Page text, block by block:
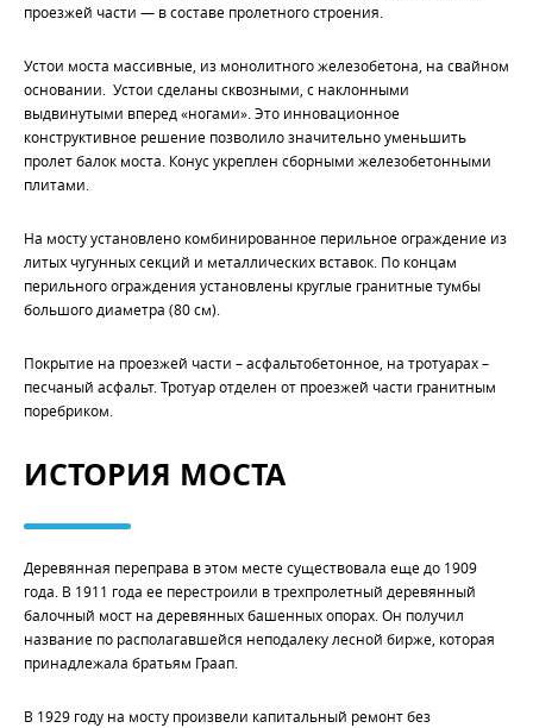
проезжей части — в составе пролетного строения.
Устои моста массивные, из монолитного железобетона, на свайном
основании. Устои сделаны сквозными, с наклонными
выдвинутыми вперед «ногами». Это инновационное
конструктивное решение позволило значительно уменьшить
пролет балок моста. Конус укреплен сборными железобетонными
плитами.
На мосту установлено комбинированное перильное ограждение из
литых чугунных секций и металлических вставок. По концам
перильного ограждения установлены круглые гранитные тумбы
большого диаметра (80 см).
Покрытие на проезжей части – асфальтобетонное, на тротуарах –
песчаный асфальт. Тротуар отделен от проезжей части гранитным
поребриком.
ИСТОРИЯ МОСТА
Деревянная переправа в этом месте существовала еще до 1909
года. В 1911 года ее перестроили в трехпролетный деревянный
балочный мост на деревянных башенных опорах. Он получил
название по располагавшейся неподалеку лесной бирже, которая
принадлежала братьям Граап.
В 1929 году на мосту произвели капитальный ремонт без